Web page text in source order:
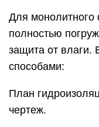
Для монолитного
полностью
защита от влаги.
способами:
План
чертеж.